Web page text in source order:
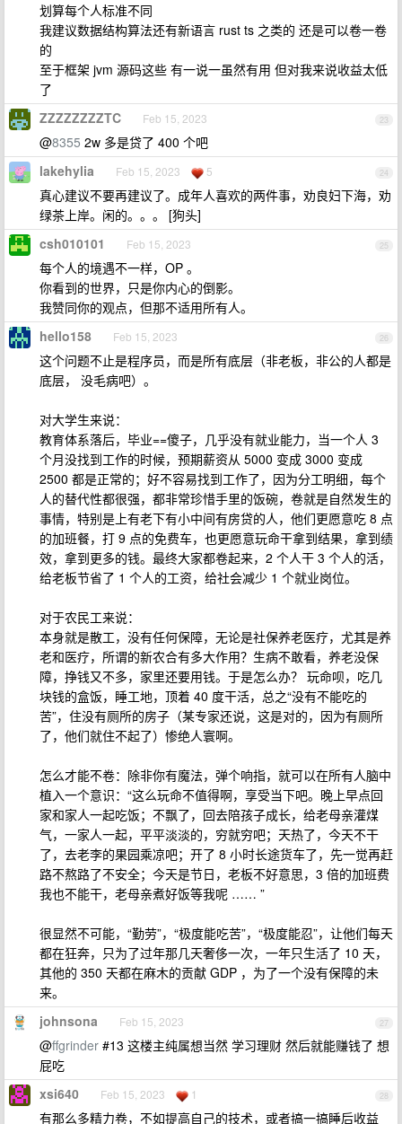
划算每个人标准不同
我建议数据结构算法还有新语言 rust ts 之类的 还是可以卷一卷
的
至于框架 jvm 源码这些 有一说一虽然有用 但对我来说收益太低
了
23
ZZZZZZZZTC Feb 15, 2023
@8355 2w 多是贷了 400 个吧
24
lakehylia Feb 15, 2023 5
真心建议不要再建议了。成年人喜欢的两件事，劝良妇下海，劝
绿茶上岸。闲的。。。 [狗头]
25
csh010101 Feb 15, 2023
每个人的境遇不一样，OP 。
你看到的世界，只是你内心的倒影。
我赞同你的观点，但那不适用所有人。
26
hello158 Feb 15, 2023
这个问题不止是程序员，而是所有底层（非老板，非公的人都是
底层， 没毛病吧）。
对大学生来说：
教育体系落后，毕业==傻子，几乎没有就业能力，当一个人 3
个月没找到工作的时候，预期薪资从 5000 变成 3000 变成
2500 都是正常的；好不容易找到工作了，因为分工明细，每个
人的替代性都很强，都非常珍惜手里的饭碗，卷就是自然发生的
事情，特别是上有老下有小中间有房贷的人，他们更愿意吃 8 点
的加班餐，打 9 点的免费车，也更愿意玩命干拿到结果，拿到绩
效，拿到更多的钱。最终大家都卷起来，2 个人干 3 个人的活，
给老板节省了 1 个人的工资，给社会减少 1 个就业岗位。
对于农民工来说：
本身就是散工，没有任何保障，无论是社保养老医疗，尤其是养
老和医疗，所谓的新农合有多大作用？生病不敢看，养老没保
障，挣钱又不多，家里还要用钱。于是怎么办？ 玩命呗，吃几
块钱的盒饭，睡工地，顶着 40 度干活，总之“没有不能吃的
苦”，住没有厕所的房子（某专家还说，这是对的，因为有厕所
了，他们就住不起了）惨绝人寰啊。
怎么才能不卷：除非你有魔法，弹个响指，就可以在所有人脑中
植入一个意识：“这么玩命不值得啊，享受当下吧。晚上早点回
家和家人一起吃饭；不飘了，回去陪孩子成长，给老母亲灌煤
气，一家人一起，平平淡淡的，穷就穷吧；天热了，今天不干
了，去老李的果园乘凉吧；开了 8 小时长途货车了，先一觉再赶
路不熬路了不安全；今天是节日，老板不好意思，3 倍的加班费
我也不能干，老母亲煮好饭等我呢 …… ”
很显然不可能，“勤劳”，“极度能吃苦”，“极度能忍”，让他们每天
都在狂奔，只为了过年那几天奢侈一次，一年只生活了 10 天，
其他的 350 天都在麻木的贡献 GDP ，为了一个没有保障的未
来。
27
johnsona Feb 15, 2023
@ffgrinder #13 这楼主纯属想当然 学习理财 然后就能赚钱了 想
屁吃
28
xsi640 Feb 15, 2023 1
有那么多精力卷，不如提高自己的技术，或者搞一搞睡后收益